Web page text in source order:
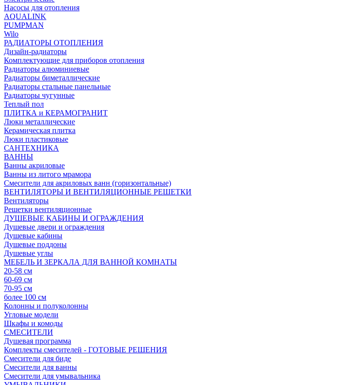
Насосы для отопления
AQUALINK
PUMPMAN
Wilo
РАДИАТОРЫ ОТОПЛЕНИЯ
Дизайн-радиаторы
Комплектующие для приборов отопления
Радиаторы алюминиевые
Радиаторы биметаллические
Радиаторы стальные панельные
Радиаторы чугунные
Теплый пол
ПЛИТКА и КЕРАМОГРАНИТ
Люки металлические
Керамическая плитка
Люки пластиковые
САНТЕХНИКА
ВАННЫ
Ванны акриловые
Ванны из литого мрамора
Смесители для акриловых ванн (горизонтальные)
ВЕНТИЛЯТОРЫ И ВЕНТИЛЯЦИОННЫЕ РЕШЕТКИ
Вентиляторы
Решетки вентиляционные
ДУШЕВЫЕ КАБИНЫ И ОГРАЖДЕНИЯ
Душевые двери и ограждения
Душевые кабины
Душевые поддоны
Душевые углы
МЕБЕЛЬ И ЗЕРКАЛА ДЛЯ ВАННОЙ КОМНАТЫ
20-58 см
60-69 см
70-95 см
более 100 см
Колонны и полуколонны
Угловые модели
Шкафы и комоды
СМЕСИТЕЛИ
Душевая программа
Комплекты смесителей - ГОТОВЫЕ РЕШЕНИЯ
Смесители для биде
Смесители для ванны
Смесители для умывальника